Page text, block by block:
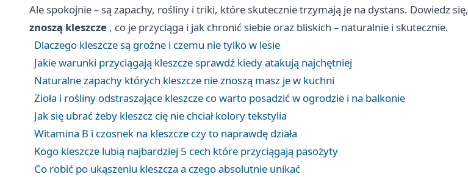
Ale spokojnie – są zapachy, rośliny i triki, które skutecznie trzymają je na dystans. Dowiedz się,
znoszą kleszcze , co je przyciąga i jak chronić siebie oraz bliskich – naturalnie i skutecznie.
Dlaczego kleszcze są groźne i czemu nie tylko w lesie
Jakie warunki przyciągają kleszcze sprawdź kiedy atakują najchętniej
Naturalne zapachy których kleszcze nie znoszą masz je w kuchni
Zioła i rośliny odstraszające kleszcze co warto posadzić w ogrodzie i na balkonie
Jak się ubrać żeby kleszcz cię nie chciał kolory tekstylia
Witamina B i czosnek na kleszcze czy to naprawdę działa
Kogo kleszcze lubią najbardziej 5 cech które przyciągają pasożyty
Co robić po ukąszeniu kleszcza a czego absolutnie unikać